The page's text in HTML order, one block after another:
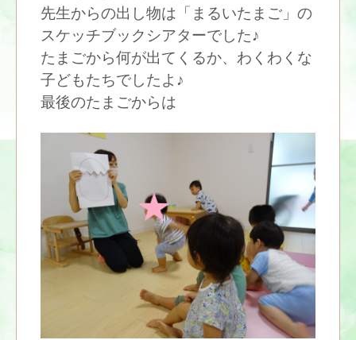
先生からの出し物は「まるいたまご」の
スケッチブックシアターでした♪
たまごから何が出てくるか、わくわくな
子どもたちでしたよ♪
最後のたまごからは